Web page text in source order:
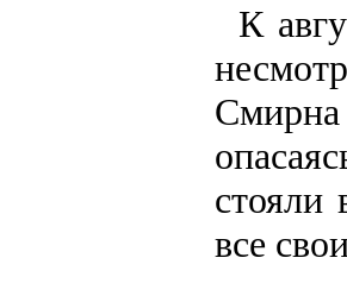
К
Смирна
стояли
все